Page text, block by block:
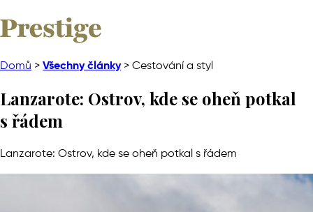
to
content
Domů > Všechny články > Cestování a styl
Lanzarote: Ostrov, kde se oheň potkal
s řádem
Lanzarote: Ostrov, kde se oheň potkal s řádem